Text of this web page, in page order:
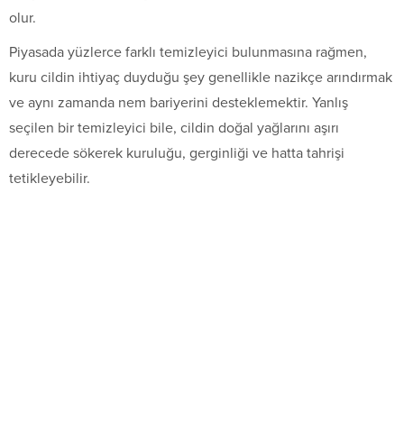
olur.
Piyasada yüzlerce farklı temizleyici bulunmasına rağmen,
kuru cildin ihtiyaç duyduğu şey genellikle nazikçe arındırmak
ve aynı zamanda nem bariyerini desteklemektir. Yanlış
seçilen bir temizleyici bile, cildin doğal yağlarını aşırı
derecede sökerek kuruluğu, gerginliği ve hatta tahrişi
tetikleyebilir.